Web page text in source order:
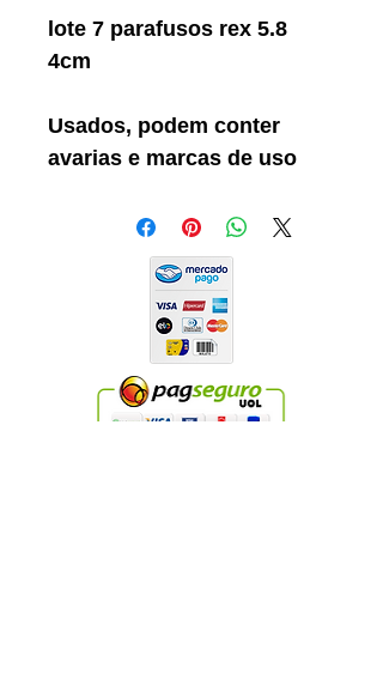
lote 7 parafusos rex 5.8
4cm
Usados, podem conter
avarias e marcas de uso